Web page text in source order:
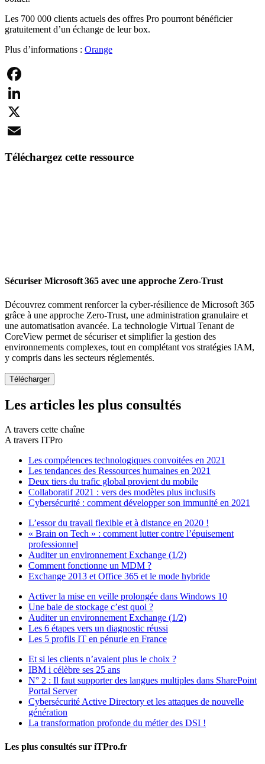
Les 700 000 clients actuels des offres Pro pourront bénéficier
gratuitement d’un échange de leur box.
Plus d’informations : Orange
Facebook
LinkedIn
X
Téléchargez cette ressource
Sécuriser Microsoft 365 avec une approche Zero-Trust
Découvrez comment renforcer la cyber-résilience de Microsoft 365
grâce à une approche Zero-Trust, une administration granulaire et
une automatisation avancée. La technologie Virtual Tenant de
CoreView permet de sécuriser et simplifier la gestion des
environnements complexes, tout en complétant vos stratégies IAM,
y compris dans les secteurs réglementés.
Les articles les plus consultés
A travers cette chaîne
A travers ITPro
Les compétences technologiques convoitées en 2021
Les tendances des Ressources humaines en 2021
Deux tiers du trafic global provient du mobile
Collaboratif 2021 : vers des modèles plus inclusifs
Cybersécurité : comment développer son immunité en 2021
L’essor du travail flexible et à distance en 2020 !
« Brain on Tech » : comment lutter contre l’épuisement
professionnel
Auditer un environnement Exchange (1/2)
Comment fonctionne un MDM ?
Exchange 2013 et Office 365 et le mode hybride
Activer la mise en veille prolongée dans Windows 10
Une baie de stockage c’est quoi ?
Auditer un environnement Exchange (1/2)
Les 6 étapes vers un diagnostic réussi
Les 5 profils IT en pénurie en France
Et si les clients n’avaient plus le choix ?
IBM i célèbre ses 25 ans
N° 2 : Il faut supporter des langues multiples dans SharePoint
Portal Server
Cybersécurité Active Directory et les attaques de nouvelle
génération
La transformation profonde du métier des DSI !
Les plus consultés sur iTPro.fr